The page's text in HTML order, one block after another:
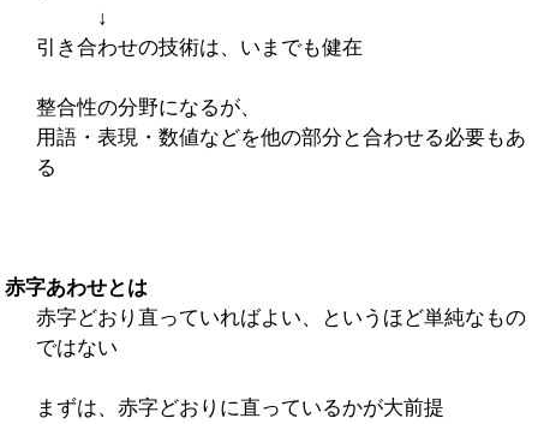
↓
引き合わせの技術は、いまでも健在
整合性の分野になるが、
用語・表現・数値などを他の部分と合わせる必要もあ
る
赤字あわせとは
赤字どおり直っていればよい、というほど単純なもの
ではない
まずは、赤字どおりに直っているかが大前提